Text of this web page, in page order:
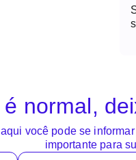
normal,
você pode se
importante para